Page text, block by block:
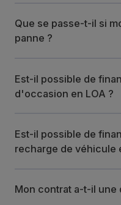
Que se passe-t-il si
panne ?
Est-il possible de
d'occasion en LOA ?
Est-il possible de
recharge de véhicule
Mon contrat a-t-il une